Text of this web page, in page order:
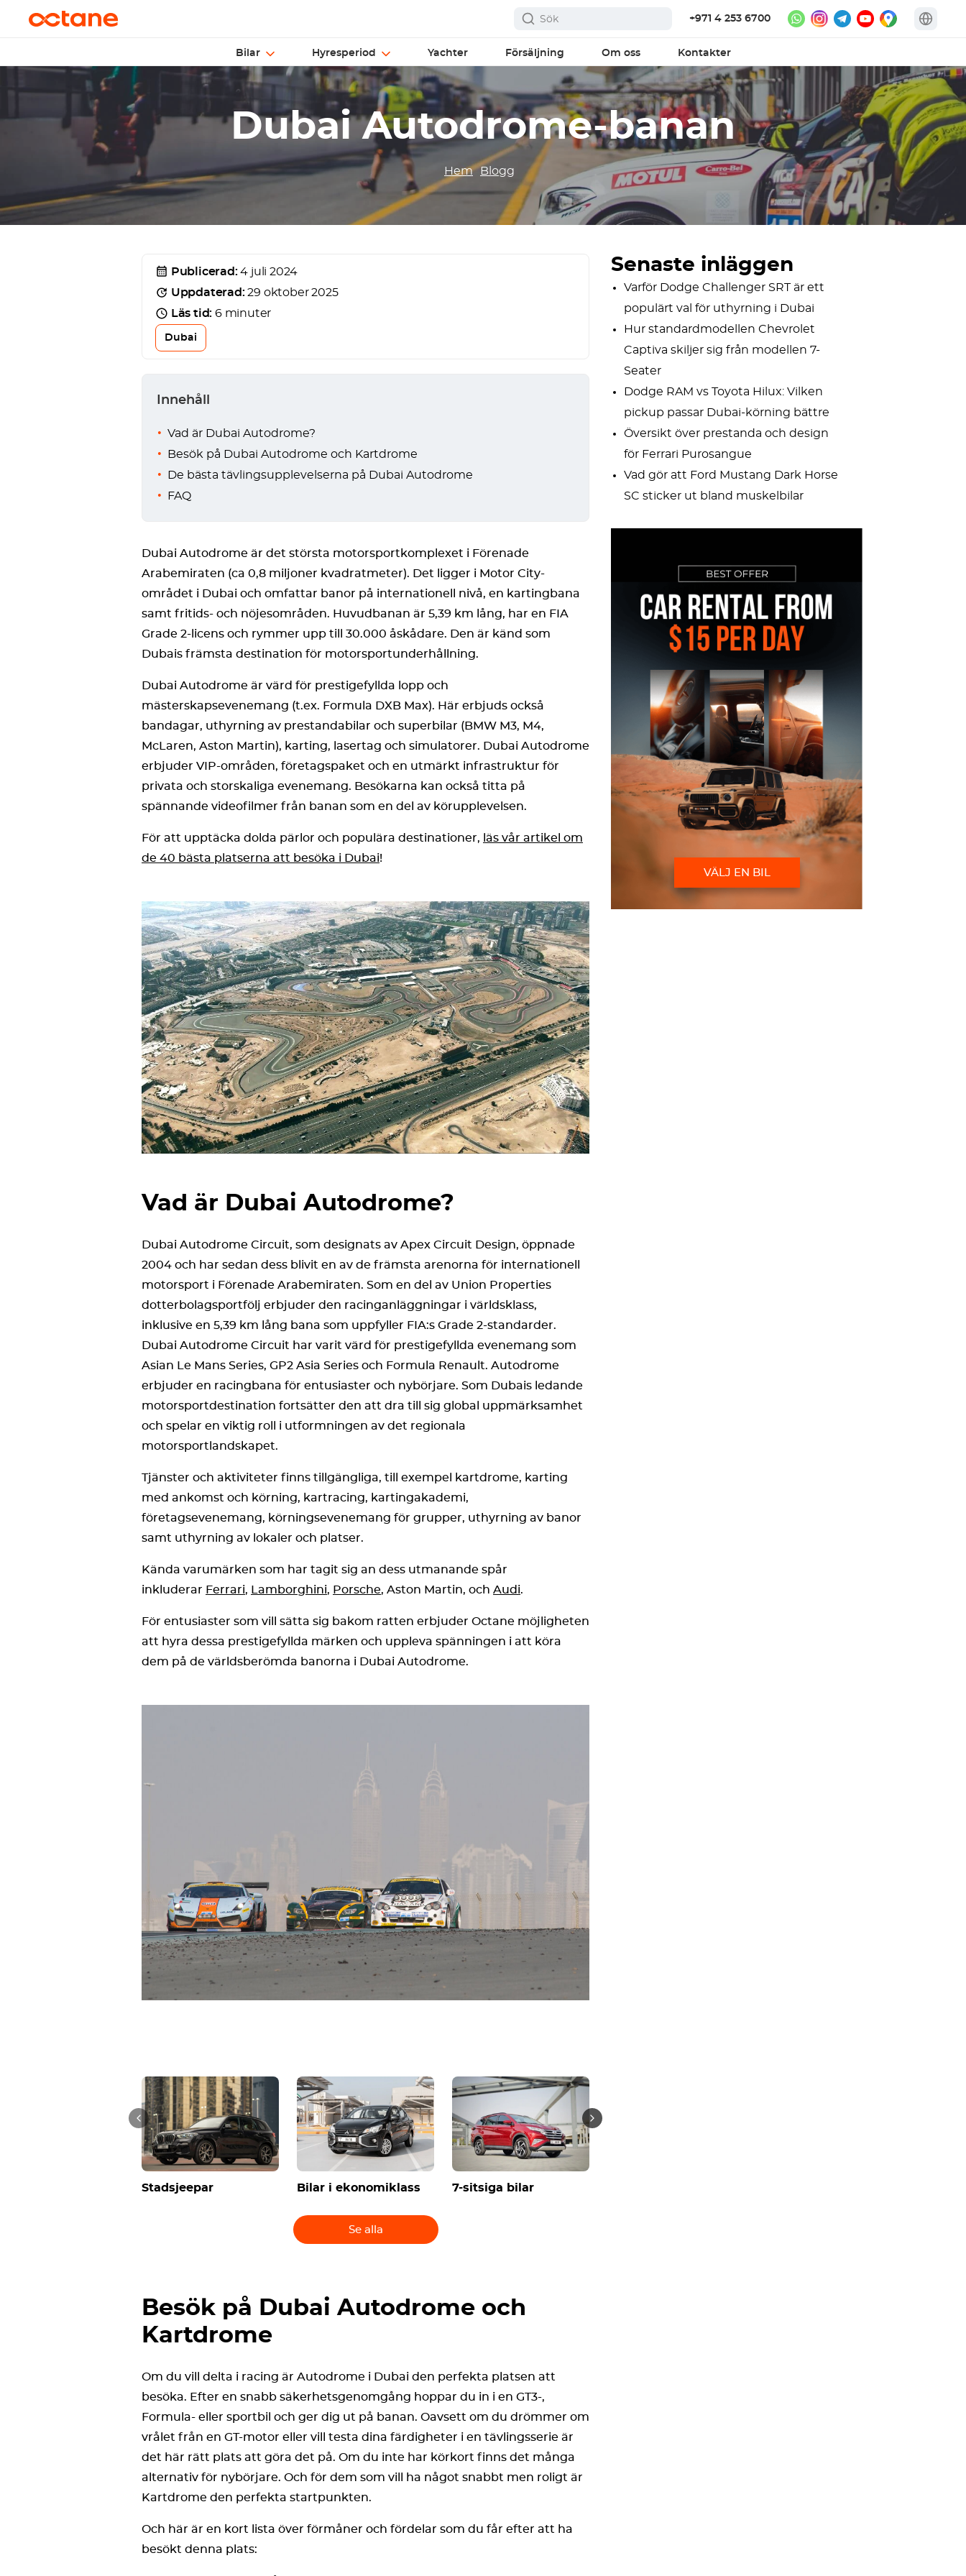
+971 4 253 6700
Bilar Hyresperiod Yachter Försäljning Om oss Kontakter
Dubai Autodrome-banan
Hem Blogg
Publicerad:4 juli 2024
Uppdaterad:29 oktober 2025
Läs tid:6 minuter
Dubai
Innehåll
Vad är Dubai Autodrome?
Besök på Dubai Autodrome och Kartdrome
De bästa tävlingsupplevelserna på Dubai Autodrome
FAQ
Dubai Autodrome är det största motorsportkomplexet i Förenade
Arabemiraten (ca 0,8 miljoner kvadratmeter). Det ligger i Motor City-
området i Dubai och omfattar banor på internationell nivå, en kartingbana
samt fritids- och nöjesområden. Huvudbanan är 5,39 km lång, har en FIA
Grade 2-licens och rymmer upp till 30.000 åskådare. Den är känd som
Dubais främsta destination för motorsportunderhållning.
Dubai Autodrome är värd för prestigefyllda lopp och
mästerskapsevenemang (t.ex. Formula DXB Max). Här erbjuds också
bandagar, uthyrning av prestandabilar och superbilar (BMW M3, M4,
McLaren, Aston Martin), karting, lasertag och simulatorer. Dubai Autodrome
erbjuder VIP-områden, företagspaket och en utmärkt infrastruktur för
privata och storskaliga evenemang. Besökarna kan också titta på
spännande videofilmer från banan som en del av körupplevelsen.
För att upptäcka dolda pärlor och populära destinationer, läs vår artikel om
de 40 bästa platserna att besöka i Dubai!
Vad är Dubai Autodrome?
Dubai Autodrome Circuit, som designats av Apex Circuit Design, öppnade
2004 och har sedan dess blivit en av de främsta arenorna för internationell
motorsport i Förenade Arabemiraten. Som en del av Union Properties
dotterbolagsportfölj erbjuder den racinganläggningar i världsklass,
inklusive en 5,39 km lång bana som uppfyller FIA:s Grade 2-standarder.
Dubai Autodrome Circuit har varit värd för prestigefyllda evenemang som
Asian Le Mans Series, GP2 Asia Series och Formula Renault. Autodrome
erbjuder en racingbana för entusiaster och nybörjare. Som Dubais ledande
motorsportdestination fortsätter den att dra till sig global uppmärksamhet
och spelar en viktig roll i utformningen av det regionala
motorsportlandskapet.
Tjänster och aktiviteter finns tillgängliga, till exempel kartdrome, karting
med ankomst och körning, kartracing, kartingakademi,
företagsevenemang, körningsevenemang för grupper, uthyrning av banor
samt uthyrning av lokaler och platser.
Kända varumärken som har tagit sig an dess utmanande spår
inkluderar Ferrari, Lamborghini, Porsche, Aston Martin, och Audi.
För entusiaster som vill sätta sig bakom ratten erbjuder Octane möjligheten
att hyra dessa prestigefyllda märken och uppleva spänningen i att köra
dem på de världsberömda banorna i Dubai Autodrome.
Stadsjeepar Bilar i ekonomiklass 7-sitsiga bilar
Se alla
Besök på Dubai Autodrome och
Kartdrome
Om du vill delta i racing är Autodrome i Dubai den perfekta platsen att
besöka. Efter en snabb säkerhetsgenomgång hoppar du in i en GT3-,
Formula- eller sportbil och ger dig ut på banan. Oavsett om du drömmer om
vrålet från en GT-motor eller vill testa dina färdigheter i en tävlingsserie är
det här rätt plats att göra det på. Om du inte har körkort finns det många
alternativ för nybörjare. Och för dem som vill ha något snabbt men roligt är
Kartdrome den perfekta startpunkten.
Och här är en kort lista över förmåner och fördelar som du får efter att ha
besökt denna plats:
Senaste inläggen
Varför Dodge Challenger SRT är ett
populärt val för uthyrning i Dubai
Hur standardmodellen Chevrolet
Captiva skiljer sig från modellen 7-
Seater
Dodge RAM vs Toyota Hilux: Vilken
pickup passar Dubai-körning bättre
Översikt över prestanda och design
för Ferrari Purosangue
Vad gör att Ford Mustang Dark Horse
SC sticker ut bland muskelbilar
VÄLJ EN BIL